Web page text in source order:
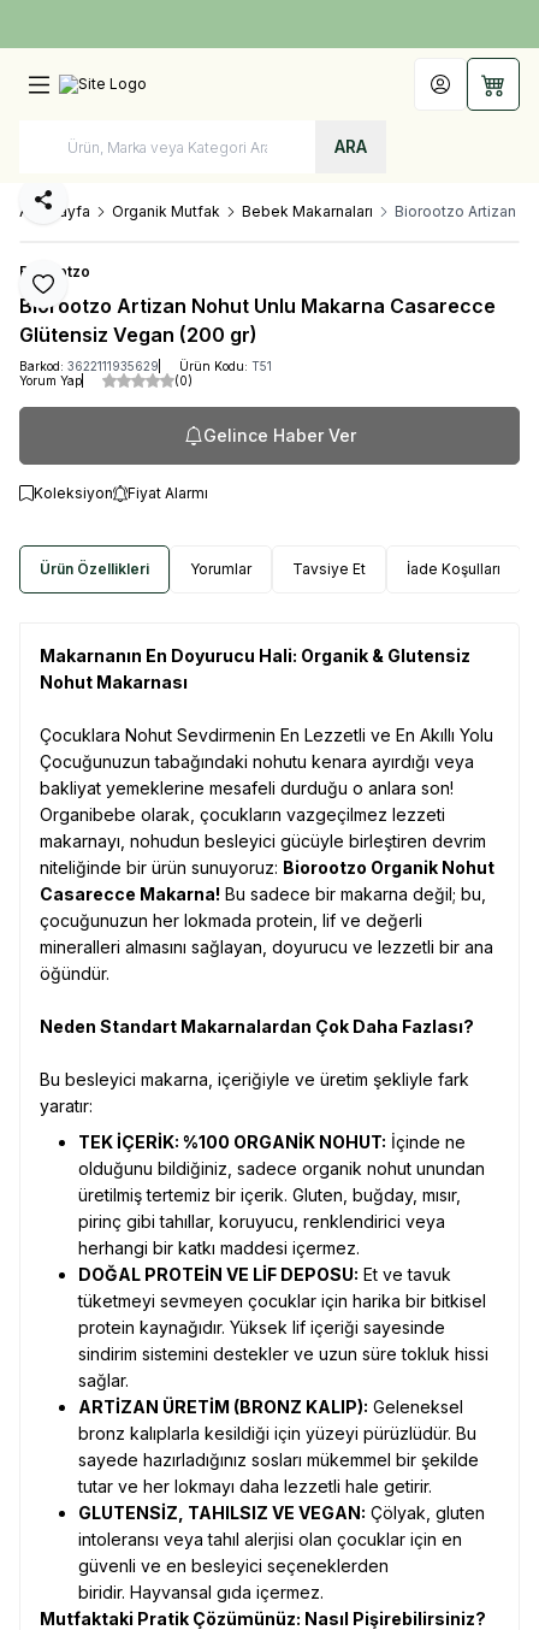
ARA
Hesabım
Ana Sayfa Organik Mutfak Bebek Makarnaları Biorootzo Artizan
Favoriye Ekle
Paylaş
Biorootzo
Biorootzo Artizan Nohut Unlu Makarna Casarecce
Glütensiz Vegan (200 gr)
Barkod: 3622111935629 Ürün Kodu: T51
Yorum Yap
(0)
Gelince Haber Ver
Koleksiyon Fiyat Alarmı
Ürün Özellikleri Yorumlar Tavsiye Et İade Koşulları
Makarnanın En Doyurucu Hali: Organik & Glutensiz
Nohut Makarnası
Çocuklara Nohut Sevdirmenin En Lezzetli ve En Akıllı Yolu
Çocuğunuzun tabağındaki nohutu kenara ayırdığı veya
bakliyat yemeklerine mesafeli durduğu o anlara son!
Organibebe olarak, çocukların vazgeçilmez lezzeti
makarnayı, nohudun besleyici gücüyle birleştiren devrim
niteliğinde bir ürün sunuyoruz: Biorootzo Organik Nohut
Casarecce Makarna! Bu sadece bir makarna değil; bu,
çocuğunuzun her lokmada protein, lif ve değerli
mineralleri almasını sağlayan, doyurucu ve lezzetli bir ana
öğündür.
Neden Standart Makarnalardan Çok Daha Fazlası?
Bu besleyici makarna, içeriğiyle ve üretim şekliyle fark
yaratır:
TEK İÇERİK: %100 ORGANİK NOHUT: İçinde ne
olduğunu bildiğiniz, sadece organik nohut unundan
üretilmiş tertemiz bir içerik. Gluten, buğday, mısır,
pirinç gibi tahıllar, koruyucu, renklendirici veya
herhangi bir katkı maddesi içermez.
DOĞAL PROTEİN VE LİF DEPOSU: Et ve tavuk
tüketmeyi sevmeyen çocuklar için harika bir bitkisel
protein kaynağıdır. Yüksek lif içeriği sayesinde
sindirim sistemini destekler ve uzun süre tokluk hissi
sağlar.
ARTİZAN ÜRETİM (BRONZ KALIP): Geleneksel
bronz kalıplarla kesildiği için yüzeyi pürüzlüdür. Bu
sayede hazırladığınız sosları mükemmel bir şekilde
tutar ve her lokmayı daha lezzetli hale getirir.
GLUTENSİZ, TAHILSIZ VE VEGAN: Çölyak, gluten
intoleransı veya tahıl alerjisi olan çocuklar için en
güvenli ve en besleyici seçeneklerden
biridir. Hayvansal gıda içermez.
Mutfaktaki Pratik Çözümünüz: Nasıl Pişirebilirsiniz?